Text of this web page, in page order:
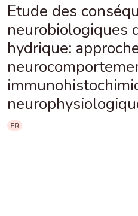
Etude des
neurobiologiques
hydrique:
FR